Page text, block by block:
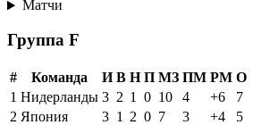
Матчи
Группа F
# Команда И В Н П МЗ ПМ РМ О
1 Нидерланды 3 2 1 0 10 4 +6
7
2 Япония 3 1 2 0 7 3 +4
5